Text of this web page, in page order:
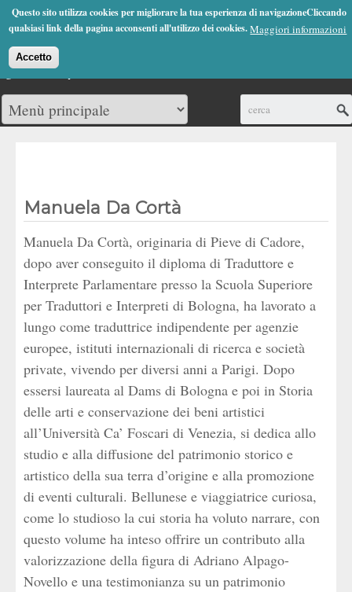
Questo sito utilizza cookies per migliorare la tua esperienza di navigazioneCliccando
qualsiasi link della pagina acconsenti all'utilizzo dei cookies.Maggiori informazioni
Accetto
Jump to Navigation
(0)
Manuela Da Cortà
Manuela Da Cortà, originaria di Pieve di Cadore,
dopo aver conseguito il diploma di Traduttore e
Interprete Parlamentare presso la Scuola Superiore
per Traduttori e Interpreti di Bologna, ha lavorato a
lungo come traduttrice indipendente per agenzie
europee, istituti internazionali di ricerca e società
private, vivendo per diversi anni a Parigi. Dopo
essersi laureata al Dams di Bologna e poi in Storia
delle arti e conservazione dei beni artistici
all’Università Ca’ Foscari di Venezia, si dedica allo
studio e alla diffusione del patrimonio storico e
artistico della sua terra d’origine e alla promozione
di eventi culturali. Bellunese e viaggiatrice curiosa,
come lo studioso la cui storia ha voluto narrare, con
questo volume ha inteso offrire un contributo alla
valorizzazione della figura di Adriano Alpago-
Novello e una testimonianza su un patrimonio